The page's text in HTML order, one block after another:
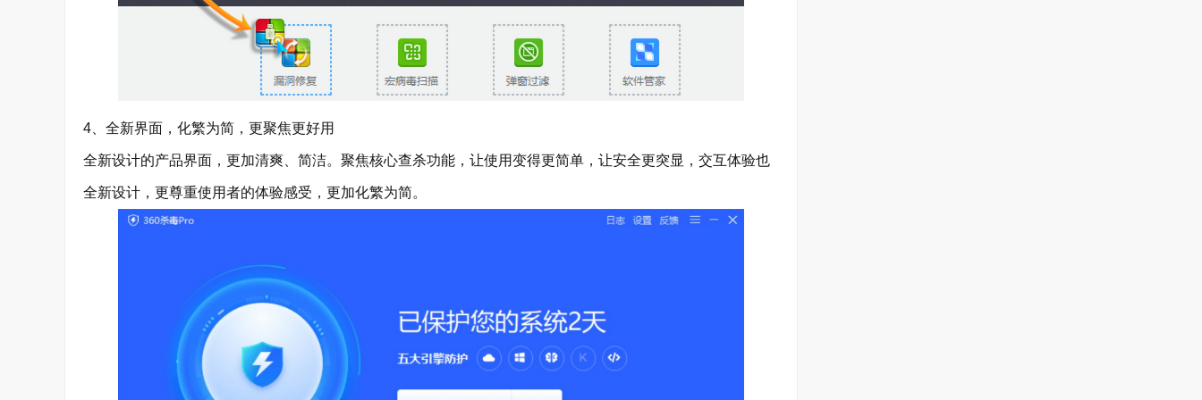
4、全新界面，化繁为简，更聚焦更好用
全新设计的产品界面，更加清爽、简洁。聚焦核心查杀功能，让使用变得更简单，让安全更突显，交互体验也
全新设计，更尊重使用者的体验感受，更加化繁为简。